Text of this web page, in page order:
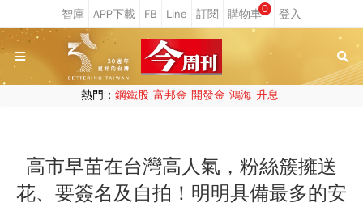
0
熱門： 鋼鐵股 富邦金 開發金 鴻海 升息
高市早苗在台灣高人氣，粉絲簇擁送
花、要簽名及自拍！明明具備最多的安